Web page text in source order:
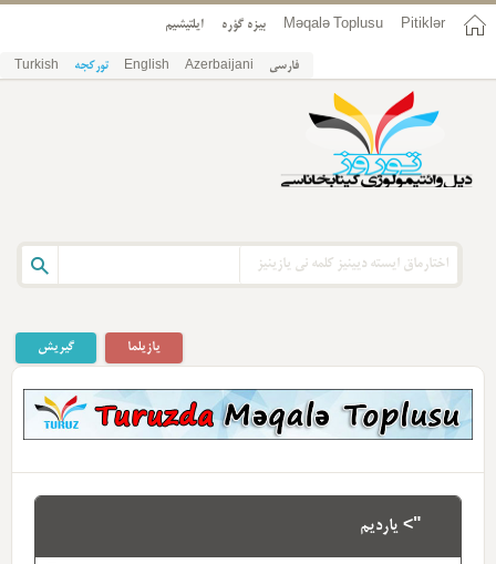
Pitiklər
Məqalə Toplusu بیزه گؤره ایلتیشیم
فارسی Azerbaijani
English تورکجه Turkish
گیریش یازیلما
"> یاردیم